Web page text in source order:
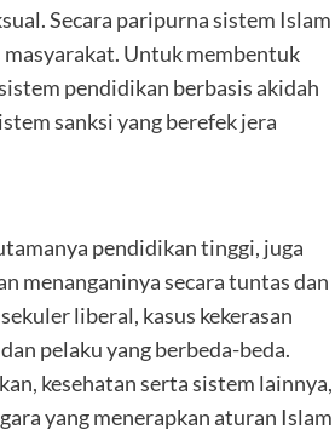
Secara paripurna sistem Islam
Untuk membentuk
pendidikan berbasis akidah
sanksi yang berefek jera
pendidikan tinggi, juga
menanganinya secara tuntas dan
liberal, kasus kekerasan
pelaku yang berbeda-beda.
kesehatan serta sistem lainnya,
yang menerapkan aturan Islam